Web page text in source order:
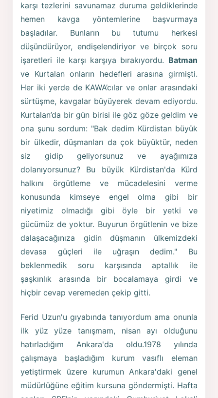
karşı tezlerini savunamaz duruma geldiklerinde
hemen kavga yöntemlerine başvurmaya
başladılar. Bunların bu tutumu herkesi
düşündürüyor, endişelendiriyor ve birçok soru
işaretleri ile karşı karşıya bırakıyordu. Batman
ve Kurtalan onların hedefleri arasına girmişti.
Her iki yerde de KAWA’cılar ve onlar arasındaki
sürtüşme, kavgalar büyüyerek devam ediyordu.
Kurtalan’da bir gün birisi ile göz göze geldim ve
ona şunu sordum: "Bak dedim Kürdistan büyük
bir ülkedir, düşmanları da çok büyüktür, neden
siz gidip geliyorsunuz ve ayağımıza
dolanıyorsunuz? Bu büyük Kürdistan'da Kürd
halkını örgütleme ve mücadelesini verme
konusunda kimseye engel olma gibi bir
niyetimiz olmadığı gibi öyle bir yetki ve
gücümüz de yoktur. Buyurun örgütlenin ve bize
dalaşacağınıza gidin düşmanın ülkemizdeki
devasa güçleri ile uğraşın dedim." Bu
beklenmedik soru karşısında aptallık ile
şaşkınlık arasında bir bocalamaya girdi ve
hiçbir cevap veremeden çekip gitti.
Ferid Uzun'u gıyabında tanıyordum ama onunla
ilk yüz yüze tanışmam, nisan ayı olduğunu
hatırladığım Ankara'da oldu.1978 yılında
çalışmaya başladığım kurum vasıflı eleman
yetiştirmek üzere kurumun Ankara'daki genel
müdürlüğüne eğitim kursuna göndermişti. Hafta